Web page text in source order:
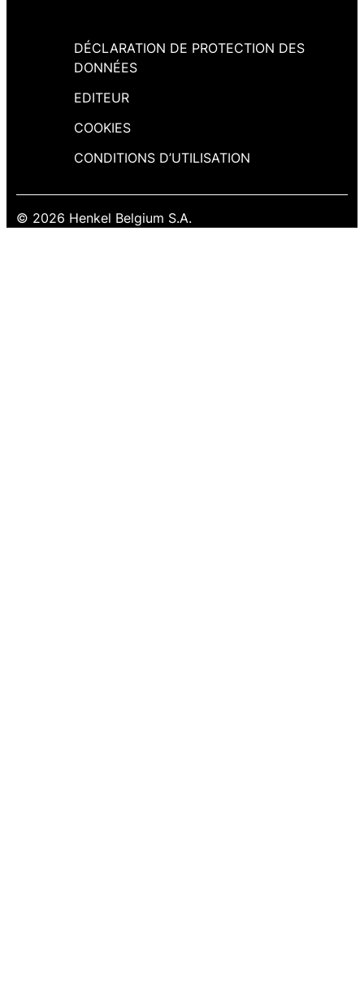
DÉCLARATION DE PROTECTION DES
DONNÉES
EDITEUR
COOKIES
CONDITIONS D’UTILISATION
© 2026 Henkel Belgium S.A.